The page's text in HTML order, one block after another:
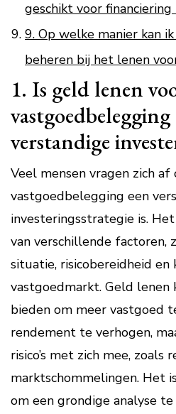
geschikt voor
9. Op welke manier kan
beheren bij het lenen
1. Is geld lenen
vastgoedbelegging
verstandige
Veel mensen vragen zich
vastgoedbelegging een
investeringsstrategie is.
van verschillende factoren,
situatie, risicobereidheid en
vastgoedmarkt. Geld lenen
bieden om meer vastgoed
rendement te verhogen,
risico’s met zich mee, zoals
marktschommelingen. Het
om een grondige analyse